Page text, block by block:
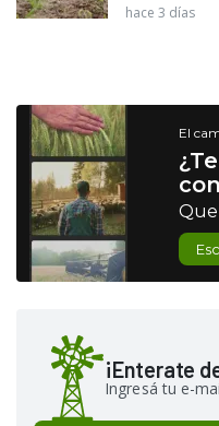
hace 3 días
El
¡Enterate
Ingresá tu e-